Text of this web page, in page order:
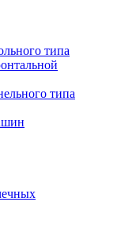
типа
типа